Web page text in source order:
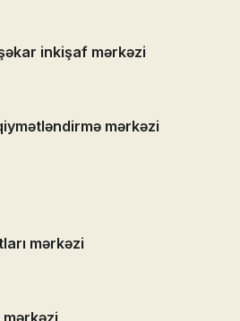
inkişaf mərkəzi
mərkəzi
mərkəzi